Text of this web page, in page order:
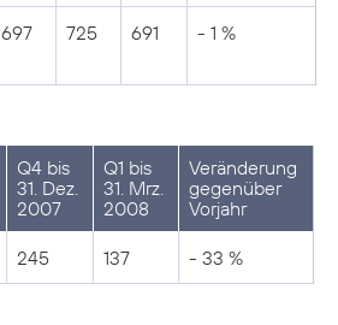
697 725 691 - 1 %
Q4 bis
31. Dez.
2007
Q1 bis
31. Mrz.
2008
Veränderung
gegenüber
Vorjahr
245 137 - 33 %